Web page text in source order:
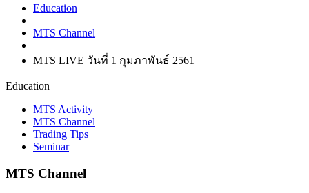
Education
MTS Channel
MTS LIVE วันที่ 1 กุมภาพันธ์ 2561
Education
MTS Activity
MTS Channel
Trading Tips
Seminar
MTS Channel